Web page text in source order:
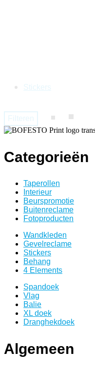
Stickers
Filteren
Categorieën
Taperollen
Interieur
Beurspromotie
Buitenreclame
Fotoproducten
Wandkleden
Gevelreclame
Stickers
Behang
4 Elements
Spandoek
Vlag
Balie
XL doek
Dranghekdoek
Algemeen